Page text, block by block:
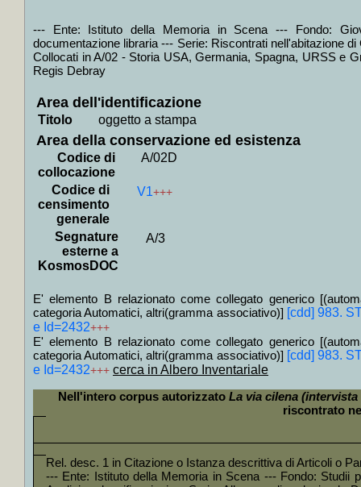
+
+
Debray
+
+++
+
+
+Che
+Il
--- Ente: Istituto della Memoria in Scena --- Fondo:
documentazione libraria --- Serie: Riscontrati nell'abitazione
Collocati in A/02 - Storia USA, Germania, Spagna, URSS e
Regis Debray
Area dell'identificazione
Titolo oggetto a stampa
Area della conservazione ed esistenza
Codice di
collocazione
A/02D
Codice di
censimento
generale
V1+++
Segnature
esterne a
KosmosDOC
A/3
E' elemento B relazionato come collegato generico
categoria Automatici, altri(gramma associativo)] [cdd] 983.
e Id=2432+++
E' elemento B relazionato come collegato generico
categoria Automatici, altri(gramma associativo)] [cdd] 983.
e Id=2432+++ cerca in Albero Inventariale
Nell'intero corpus autorizzato La via cilena
riscontrato
Rel. desc. 1 in Citazione o Istanza descrittiva di Articoli o
--- Ente: Istituto della Memoria in Scena --- Fondo: Studii